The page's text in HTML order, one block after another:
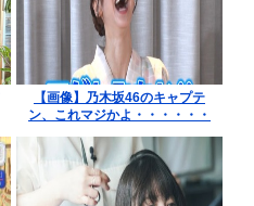
【画像】乃木坂46のキャプテ
ン、これマジかよ・・・・・・